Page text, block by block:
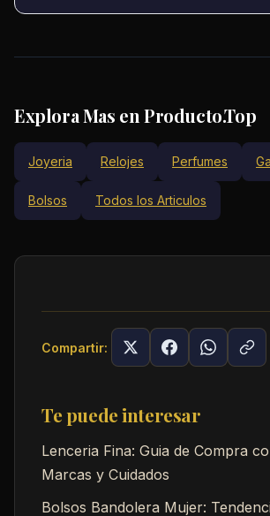
Explora Mas en Producto.Top
Joyeria Relojes Perfumes
Bolsos Todos los Articulos
Compartir:
Te puede interesar
Lenceria Fina: Guia de Compra
Marcas y Cuidados
Bolsos Bandolera Mujer: